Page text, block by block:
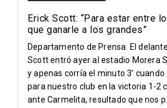
Erick Scott: “Para estar entre
que ganarle a los grandes”
Departamento de Prensa. El
Scott entró ayer al estadio Morera
y apenas corría el minuto 3’
para nuestro club en la victoria 1-2
ante Carmelita, resultado que nos p...